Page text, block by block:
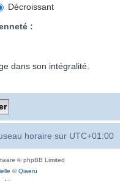
Décroissant
:
dans son intégralité.
horaire sur UTC+01:00
© phpBB Limited
©Qiaeru